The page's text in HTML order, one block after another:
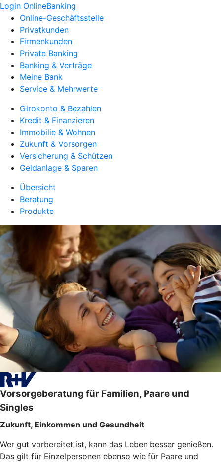
Login OnlineBanking
Online-Geschäftsstelle
Privatkunden
Firmenkunden
Private Banking
Banking & Verträge
Meine Bank
Service & Mehrwerte
Girokonto & Bezahlen
Kredit & Finanzieren
Immobilie & Wohnen
Zukunft & Vorsorgen
Versicherung & Schützen
Geldanlage & Sparen
Übersicht
Beratung
Produkte
Vorsorgeberatung für Familien, Paare und
Singles
Zukunft, Einkommen und Gesundheit
Wer gut vorbereitet ist, kann das Leben besser genießen.
Das gilt für Einzelpersonen ebenso wie für Paare und